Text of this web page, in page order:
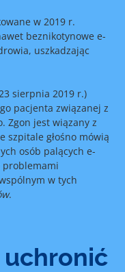
w 2019 r.
beznikotynowe e-
uszkadzając
sierpnia 2019 r.)
pacjenta związanej z
Zgon jest wiązany z
szpitale głośno mówią
osób palących e-
problemami
w tych
.
uchronić